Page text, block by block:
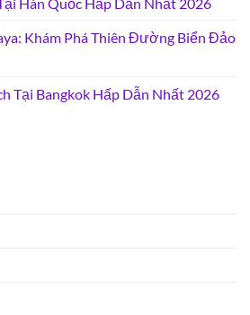
Khám Phá Thiên Đường Biển Đảo
Tại Bangkok Hấp Dẫn Nhất 2026